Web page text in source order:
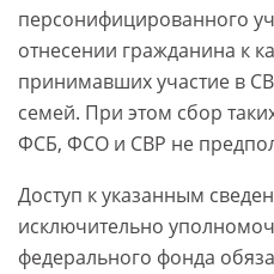
персонифицированного
отнесении гражданина к
принимавших участие в
семей. При этом сбор
ФСБ, ФСО и СВР не
Доступ к указанным
исключительно
федерального фонда